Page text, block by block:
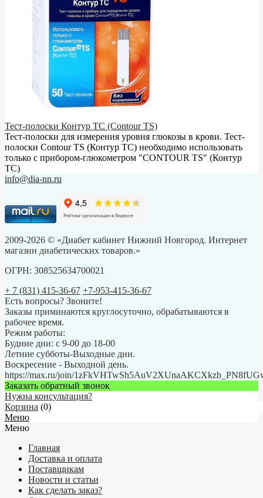
Тест-полоски Контур ТС (Contour TS)
Тест-полоски для измерения уровня глюкозы в крови. Тест-
полоски Contour TS (Контур ТС) необходимо использовать
только с прибором-глюкометром "CONTOUR TS" (Контур
ТС)
info@dia-nn.ru
2009-2026 © «Диабет кабинет Нижний Новгород. Интернет
магазин диабетических товаров.»
ОГРН: 308525634700021
+ 7 (831) 415-36-67 +7-953-415-36-67
Есть вопросы? Звоните!
Заказы приминаются круглосуточно, обрабатываются в
рабочее время.
Режим работы:
Будние дни: с 9-00 до 18-00
Летние субботы-Выходные дни.
Воскресение - Выходной день.
https://max.ru/join/
Заказать обратный звонок
Нужна консультация?
Корзина (0)
Меню
Меню
Главная
Доставка и оплата
Поставщикам
Новости и статьи
Как сделать заказ?